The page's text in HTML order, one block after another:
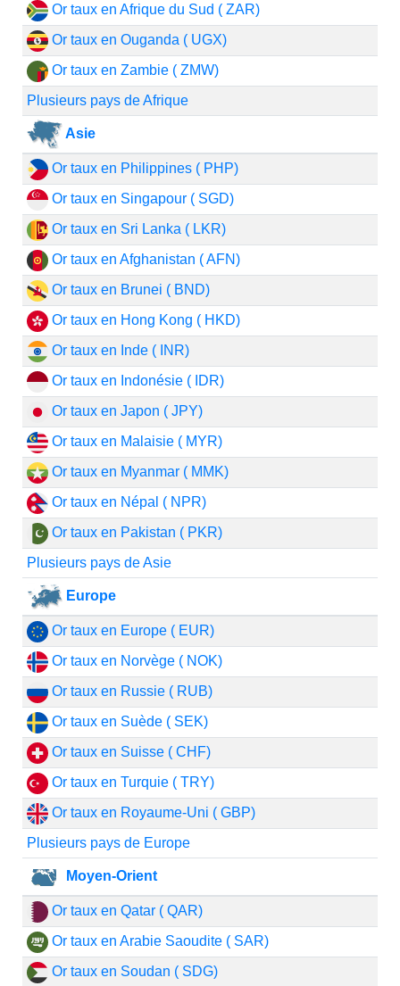
Or taux en Afrique du Sud ( ZAR)
Or taux en Ouganda ( UGX)
Or taux en Zambie ( ZMW)
Plusieurs pays de Afrique
Asie
Or taux en Philippines ( PHP)
Or taux en Singapour ( SGD)
Or taux en Sri Lanka ( LKR)
Or taux en Afghanistan ( AFN)
Or taux en Brunei ( BND)
Or taux en Hong Kong ( HKD)
Or taux en Inde ( INR)
Or taux en Indonésie ( IDR)
Or taux en Japon ( JPY)
Or taux en Malaisie ( MYR)
Or taux en Myanmar ( MMK)
Or taux en Népal ( NPR)
Or taux en Pakistan ( PKR)
Plusieurs pays de Asie
Europe
Or taux en Europe ( EUR)
Or taux en Norvège ( NOK)
Or taux en Russie ( RUB)
Or taux en Suède ( SEK)
Or taux en Suisse ( CHF)
Or taux en Turquie ( TRY)
Or taux en Royaume-Uni ( GBP)
Plusieurs pays de Europe
Moyen-Orient
Or taux en Qatar ( QAR)
Or taux en Arabie Saoudite ( SAR)
Or taux en Soudan ( SDG)